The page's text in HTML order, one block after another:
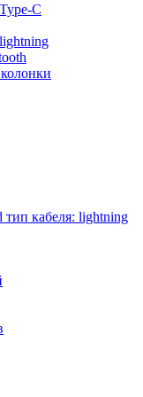
C
тип кабеля: lightning